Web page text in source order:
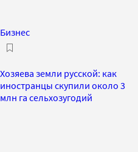
Бизнес
Хозяева земли русской: как
иностранцы скупили около 3
млн га сельхозугодий